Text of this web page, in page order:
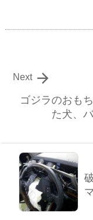
ゴジラのおも
た犬、

Next